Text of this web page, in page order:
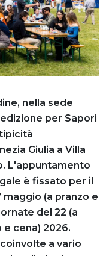
nella sede
per Sapori
Giulia a Villa
L'appuntamento
è fissato per il
(a pranzo e
del 22 (a
e cena) 2026.
a vario